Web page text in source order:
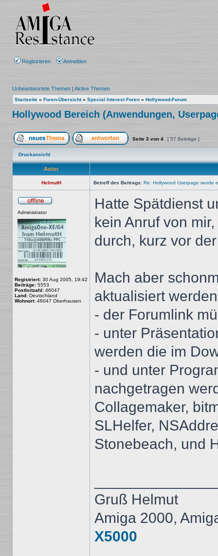
Registrieren Anmelden
Unbeantwortete Themen | Aktive Themen
Startseite » Foren-Übersicht» Special Interest Foren » Hollywood-Forum
Hollywood Bereich (Anwendungen,
Ein neues Thema erstellenAuf das Thema antworten
Seite 3 von 4 [ 57 Beiträge ]
Druckansicht
Autor
HelmutH Betreff des Beitrags: Re: Hollywood Userpage wurde
Administrator
Registriert: 30 Aug 2005, 19:42
Beiträge: 5553
Postleitzahl: 46047
Land: Deutschland
Wohnort: 46047 Oberhausen
Hatte Spätdienst
kein Anruf von
durch, kurz vor
Mach aber
aktualisiert
- der Forumlink
- unter
werden die im
- und unter
nachgetragen
Collagemaker,
SLHelfer,
Stonebeach, und
Gruß Helmut
Amiga 2000,
X5000